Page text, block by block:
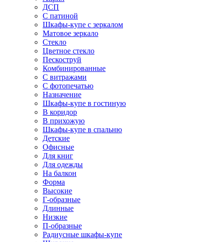
ДСП
С патиной
Шкафы-купе с зеркалом
Матовое зеркало
Стекло
Цветное стекло
Пескоструй
Комбинированные
С витражами
С фотопечатью
Назначение
Шкафы-купе в гостиную
В коридор
В прихожую
Шкафы-купе в спальню
Детские
Офисные
Для книг
Для одежды
На балкон
Форма
Высокие
Г-образные
Длинные
Низкие
П-образные
Радиусные шкафы-купе